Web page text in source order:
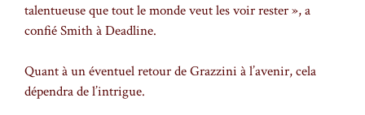
talentueuse que tout le monde veut les voir rester », a
confié Smith à Deadline.
Quant à un éventuel retour de Grazzini à l’avenir, cela
dépendra de l’intrigue.